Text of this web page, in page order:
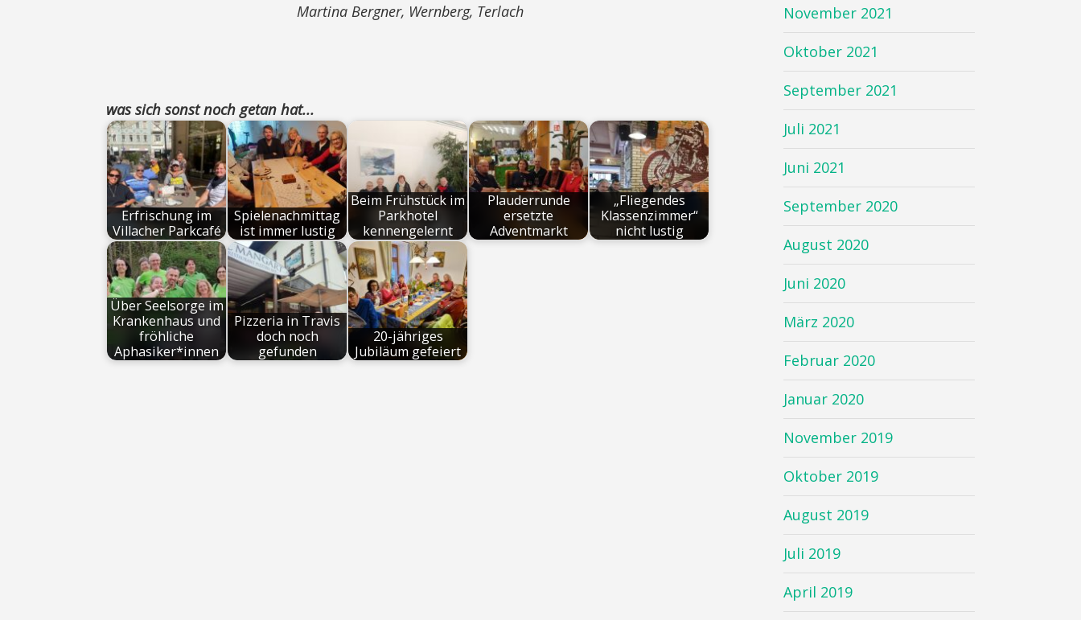
Martina Bergner, Wernberg, Terlach
was sich sonst noch getan hat...
Erfrischung im
Villacher Parkcafé
Spielenachmittag
ist immer lustig
Beim Frühstück im
Parkhotel
kennengelernt
Plauderrunde
ersetzte
Adventmarkt
„Fliegendes
Klassenzimmer“
nicht lustig
Über Seelsorge im
Krankenhaus und
fröhliche
Aphasiker*innen
Pizzeria in Travis
doch noch
gefunden
20-jähriges
Jubiläum gefeiert
November 2021
Oktober 2021
September 2021
Juli 2021
Juni 2021
September 2020
August 2020
Juni 2020
März 2020
Februar 2020
Januar 2020
November 2019
Oktober 2019
August 2019
Juli 2019
April 2019